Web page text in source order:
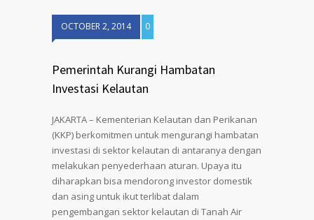
OCTOBER 2, 2014 0
Pemerintah Kurangi Hambatan
Investasi Kelautan
JAKARTA – Kementerian Kelautan dan Perikanan
(KKP) berkomitmen untuk mengurangi hambatan
investasi di sektor kelautan di antaranya dengan
melakukan penyederhaan aturan. Upaya itu
diharapkan bisa mendorong investor domestik
dan asing untuk ikut terlibat dalam
pengembangan sektor kelautan di Tanah Air